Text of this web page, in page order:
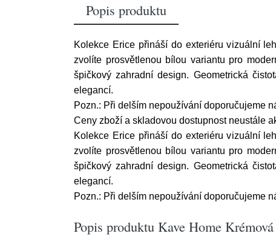
Popis produktu
Kolekce Erice přináší do exteriéru vizuální
zvolíte prosvětlenou bílou variantu pro
špičkový zahradní design. Geometrická
elegancí.
Pozn.: Při delším nepoužívání doporučujeme
Ceny zboží a skladovou dostupnost neustále
Kolekce Erice přináší do exteriéru vizuální
zvolíte prosvětlenou bílou variantu pro
špičkový zahradní design. Geometrická
elegancí.
Pozn.: Při delším nepoužívání doporučujeme
Popis produktu Kave Home